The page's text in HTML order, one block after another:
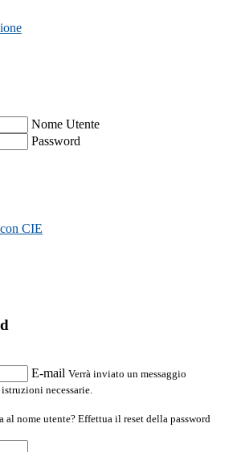
Nome Utente
Password
CIE
E-mail Verrà inviato un messaggio
necessarie.
al nome utente? Effettua il reset della password